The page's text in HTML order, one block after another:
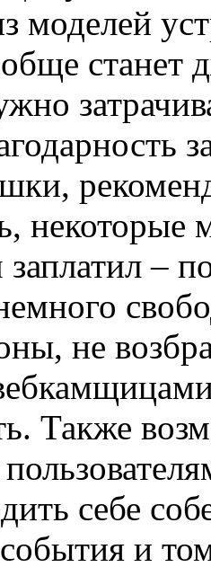
моделей
станет
–
не
Также
себе
и